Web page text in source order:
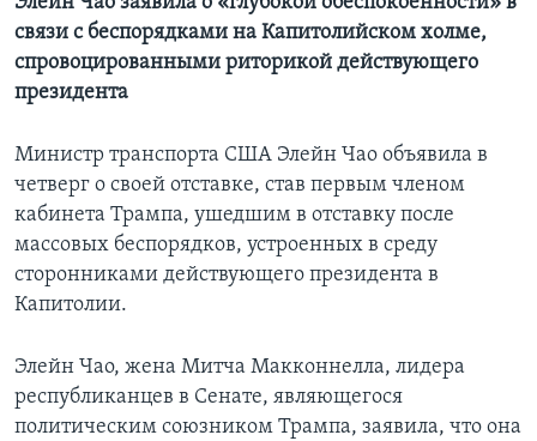
связи с беспорядками на Капитолийском холме,
спровоцированными риторикой действующего
президента
Министр транспорта США Элейн Чао объявила в
четверг о своей отставке, став первым членом
кабинета Трампа, ушедшим в отставку после
массовых беспорядков, устроенных в среду
сторонниками действующего президента в
Капитолии.
Элейн Чао, жена Митча Макконнелла, лидера
республиканцев в Сенате, являющегося
политическим союзником Трампа, заявила, что она